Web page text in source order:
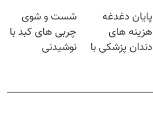
مرجوعی
پایان دغدغه
هزینه های
دندان پزشکی با
شست و شوی
چربی های کبد با
نوشیدنی